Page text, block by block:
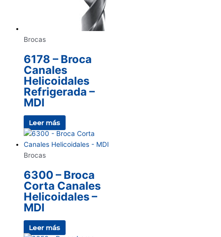
Brocas
6178 – Broca
Canales
Helicoidales
Refrigerada –
MDI
Leer más
Brocas
6300 – Broca
Corta Canales
Helicoidales –
MDI
Leer más